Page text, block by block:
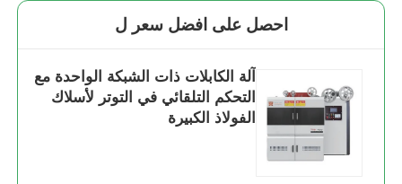
آلة اللف الزوجية
آلة وضع الأسلاك
احصل على افضل سعر ل
آلة الكابلات ذات الشبكة الواحدة مع
التحكم التلقائي في التوتر لأسلاك
الفولاذ الكبيرة